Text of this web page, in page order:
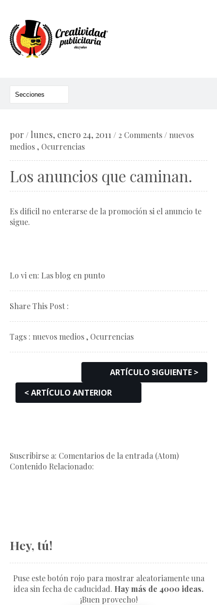
por /lunes, enero 24, 2011 / 2 Comments / nuevos
medios , Ocurrencias
Los anuncios que caminan.
Es dificil no enterarse de la promoción si el anuncio te
sigue.
Lo vi en: Las blog en punto
Share This Post :
Tags : nuevos medios, Ocurrencias
ARTÍCULO SIGUIENTE >
< ARTÍCULO ANTERIOR
Suscribirse a: Comentarios de la entrada (Atom)
Contenido Relacionado:
Hey, tú!
Puse este botón rojo para mostrar aleatoriamente una
idea sin fecha de caducidad. Hay más de 4000 ideas.
¡Buen provecho!